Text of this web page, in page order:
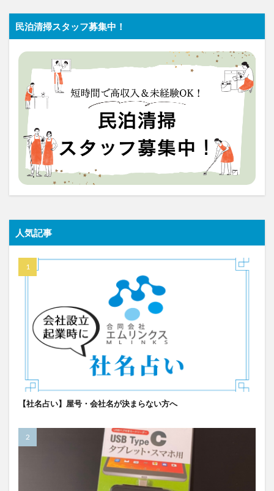
民泊清掃スタッフ募集中！
人気記事
【社名占い】屋号・会社名が決まらない方へ